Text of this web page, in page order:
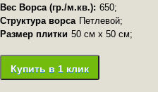
Вес Ворса (гр./м.кв.): 650;
Структура ворса Петлевой;
Размер плитки 50 см х 50 см;
Купить в 1 клик